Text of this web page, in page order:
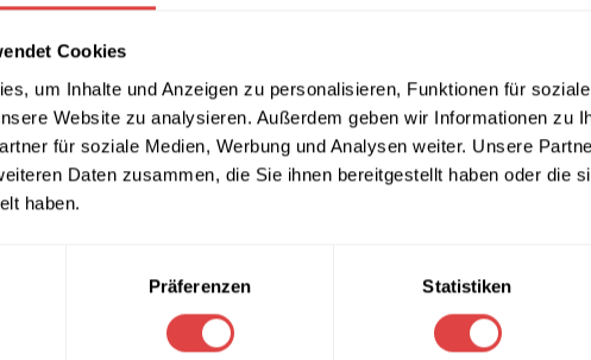
Cookies
um Inhalte und Anzeigen zu personalisieren, Funktionen für
Website zu analysieren. Außerdem geben wir Informationen zu
für soziale Medien, Werbung und Analysen weiter. Unsere
Daten zusammen, die Sie ihnen bereitgestellt haben oder die
haben.
Präferenzen Statistiken
Luxuriöses Flausch-Erlebnis für
Version des klassischen Memphis-Designs und wurde speziell
Hautgefühl sorgt für maximalen Komfort, und sie fügt sich nahtlos
ein. Diese Decke bietet sowohl Wärme als auch Eleganz
einladende Atmosphäre. Ob in Lounge-Bereichen, auf
und somit ideal für verschiedene Anlässe und Anwendungen.